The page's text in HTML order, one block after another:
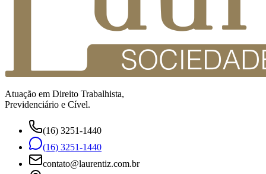
Atuação em Direito Trabalhista,
Previdenciário e Cível.
(16) 3251-1440
(16) 3251-1440
contato@laurentiz.com.br